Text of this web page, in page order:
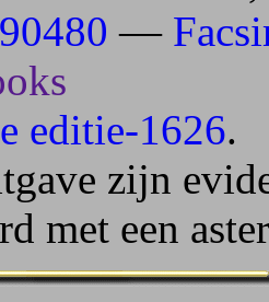
—
editie-1626.
zijn
met een